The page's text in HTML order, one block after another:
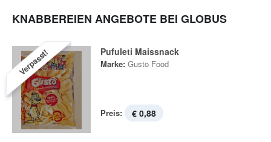
KNABBEREIEN ANGEBOTE BEI GLOBUS
Verpasst! Pufuleti Maissnack
Marke: Gusto Food
Preis: € 0,88